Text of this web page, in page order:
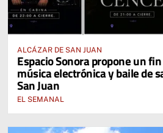
ALCÁZAR DE SAN JUAN
Espacio Sonora propone un
música electrónica y baile de
San Juan
EL SEMANAL